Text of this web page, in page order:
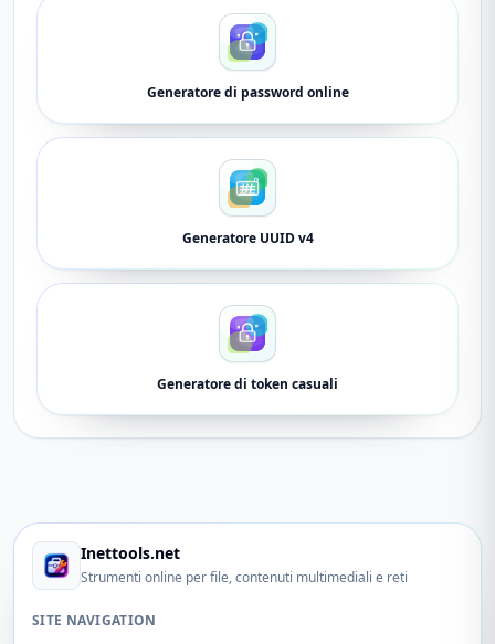
Generatore di password online
Generatore UUID v4
Generatore di token casuali
Inettools.net
Strumenti online per file, contenuti multimediali e reti
SITE NAVIGATION